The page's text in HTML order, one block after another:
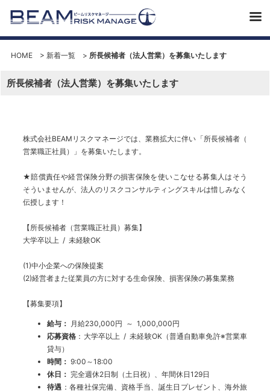
HOME> 新着一覧> 所長候補者（法人営業）を募集いたします
所長候補者（法人営業）を募集いたします
株式会社BEAMリスクマネージでは、 業務拡大に伴い「所長候補者（
営業職正社員）」を募集いたします。
★賠償責任や経営保険分野の損害保険を使いこなせる募集人はそう
そういませんが、法人のリスクコンサルティングスキルは惜しみなく
伝授します！
【所長候補者（営業職正社員）募集】
大学卒以上 / 未経験OK
(1)中小企業への保険提案
(2)経営者また従業員の方に対する生命保険、損害保険の募集業務
【募集要項】
給与： 月給230,000円 ～ 1,000,000円
応募資格 ：大学卒以上 / 未経験OK（普通自動車免許※営業車
貸与）
時間： 9:00～18:00
休日： 完全週休2日制（土日祝）、年間休日129日
待遇 ：各種社保完備、資格手当、誕生日プレゼント、海外旅